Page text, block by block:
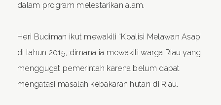
dalam program melestarikan alam.
Heri Budiman ikut mewakili “Koalisi Melawan Asap”
di tahun 2015, dimana ia mewakili warga Riau yang
menggugat pemerintah karena belum dapat
mengatasi masalah kebakaran hutan di Riau.